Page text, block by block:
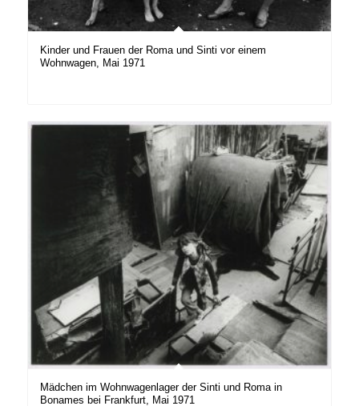
Kinder und Frauen der Roma und Sinti vor einem
Wohnwagen, Mai 1971
Mädchen im Wohnwagenlager der Sinti und Roma in
Bonames bei Frankfurt, Mai 1971